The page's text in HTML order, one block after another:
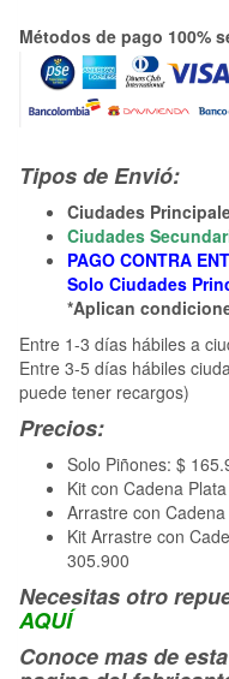
Métodos de pago 100%
Tipos de Envió:
Ciudades
Ciudades
PAGO CONTRA
Solo Ciudades
*Aplican
Entre 1-3 días hábiles a
Entre 3-5 días hábiles
puede tener recargos)
Precios:
Solo Piñones: $
Kit con Cadena
Arrastre con
Kit Arrastre con
305.900
Necesitas otro
AQUÍ
Conoce mas de